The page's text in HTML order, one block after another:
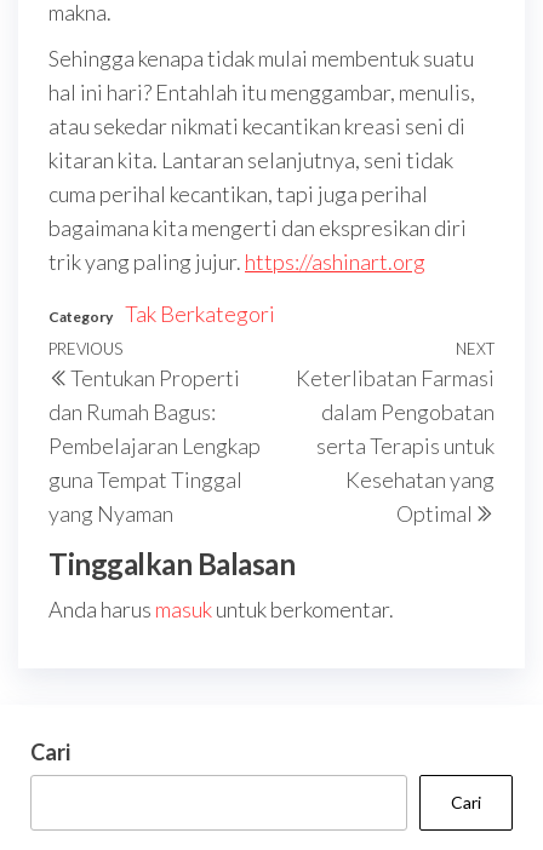
makna.
Sehingga kenapa tidak mulai membentuk suatu
hal ini hari? Entahlah itu menggambar, menulis,
atau sekedar nikmati kecantikan kreasi seni di
kitaran kita. Lantaran selanjutnya, seni tidak
cuma perihal kecantikan, tapi juga perihal
bagaimana kita mengerti dan ekspresikan diri
trik yang paling jujur. https://ashinart.org
Category Tak Berkategori
Navigasi
pos
Previous
Post
PREVIOUS
Tentukan Properti
dan Rumah Bagus:
Pembelajaran Lengkap
guna Tempat Tinggal
yang Nyaman
Next
NEXT
Keterlibatan Farmasi
dalam Pengobatan
serta Terapis untuk
Kesehatan yang
Optimal
Tinggalkan Balasan
Anda harus masukuntuk berkomentar.
Cari
Cari